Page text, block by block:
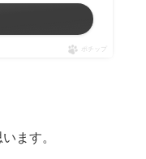
ポチップ
ます。